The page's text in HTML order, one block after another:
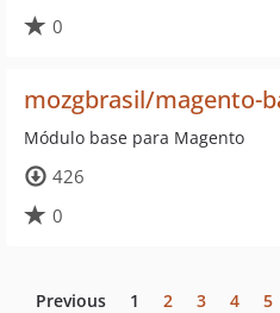
0
mozgbrasil/magento-
Módulo base para Magento
426
0
Previous 1 2 3 4 5